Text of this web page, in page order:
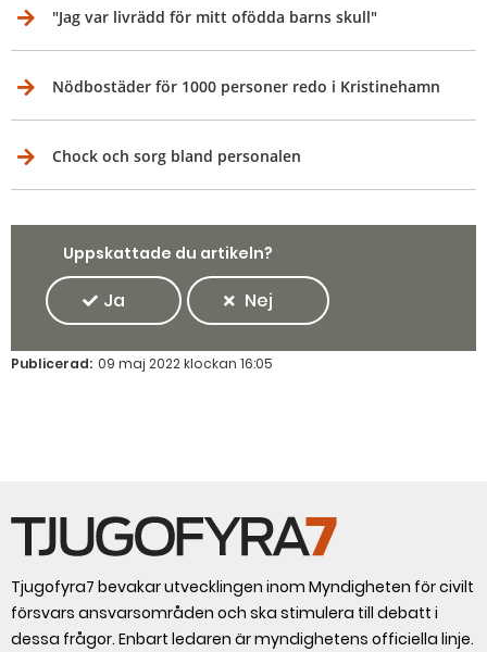
"Jag var livrädd för mitt ofödda barns skull"
Nödbostäder för 1000 personer redo i Kristinehamn
Chock och sorg bland personalen
Uppskattade du artikeln?
Ja Nej
Publicerad: 09 maj 2022 klockan 16:05
Tjugofyra7 bevakar utvecklingen inom Myndigheten för civilt
försvars ansvarsområden och ska stimulera till debatt i
dessa frågor. Enbart ledaren är myndighetens officiella linje.